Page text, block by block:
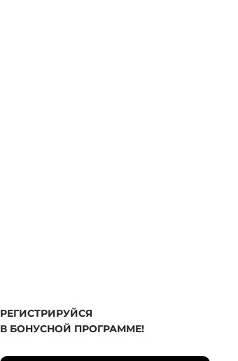
РЕГИСТРИРУЙСЯ
В БОНУСНОЙ ПРОГРАММЕ!